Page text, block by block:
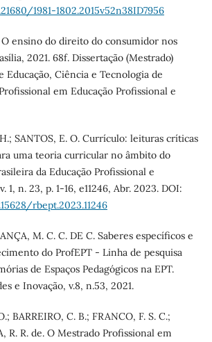
1981-1802.2015v52n38ID7956
O ensino do direito do consumidor nos
2021. 68f. Dissertação (Mestrado)
Educação, Ciência e Tecnologia de
em Educação Profissional e
SANTOS, E. O. Currículo: leituras críticas
uma teoria curricular no âmbito do
da Educação Profissional e
1, n. 23, p. 1-16, e11246, Abr. 2023. DOI:
rbept.2023.11246
M. C. C. DE C. Saberes específicos e
do ProfEPT - Linha de pesquisa
de Espaços Pedagógicos na EPT.
e Inovação, v.8, n.53, 2021.
BARREIRO, C. B.; FRANCO, F. S. C.;
R. R. de. O Mestrado Profissional em